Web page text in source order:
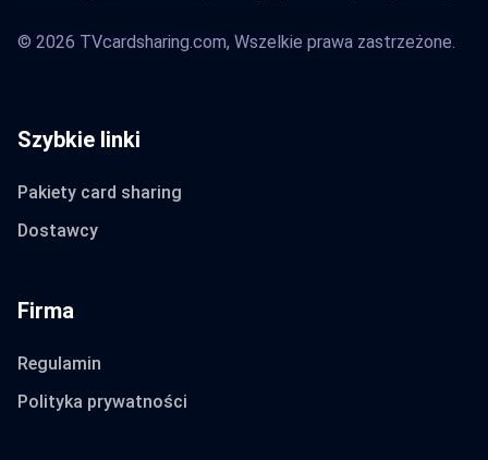
© 2026 TVcardsharing.com, Wszelkie prawa zastrzeżone.
Szybkie linki
Pakiety card sharing
Dostawcy
Firma
Regulamin
Polityka prywatności